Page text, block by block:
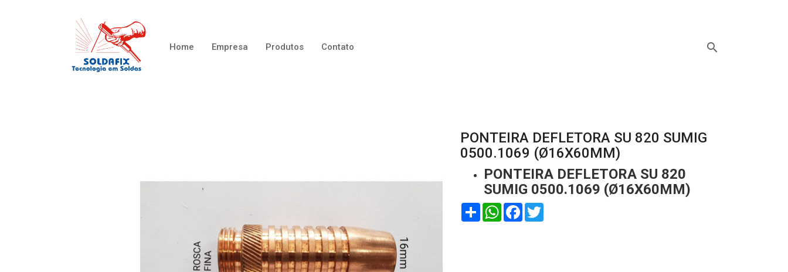
search
Home Empresa Produtos Contato
PONTEIRA DEFLETORA SU 820 SUMIG
0500.1069 (Ø16X60MM)
PONTEIRA DEFLETORA SU 820
SUMIG 0500.1069 (Ø16X60MM)
Compartilhar
WhatsAppFacebook
Twitter